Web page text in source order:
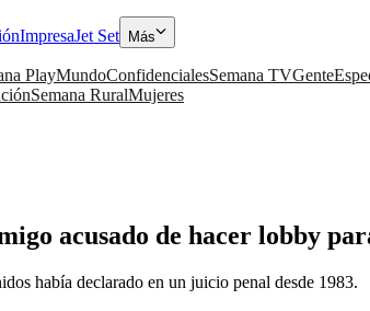
ImpresaJet Set Más
PlayMundoConfidencialesSemana TVGente
Semana RuralMujeres
acusado de hacer lobby
había declarado en un juicio penal desde 1983.